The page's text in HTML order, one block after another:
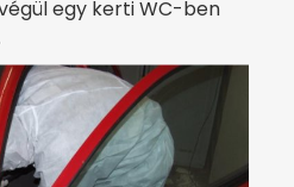
egy kerti WC-ben